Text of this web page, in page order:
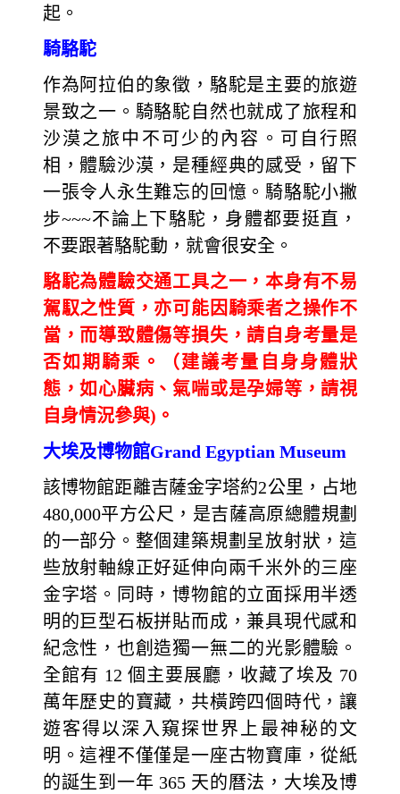
起。
騎駱駝
作為阿拉伯的象徵，駱駝是主要的旅遊
景致之一。騎駱駝自然也就成了旅程和
沙漠之旅中不可少的內容。可自行照
相，體驗沙漠，是種經典的感受，留下
一張令人永生難忘的回憶。騎駱駝小撇
步~~~不論上下駱駝，身體都要挺直，
不要跟著駱駝動，就會很安全。
駱駝為體驗交通工具之一，本身有不易
駕馭之性質，亦可能因騎乘者之操作不
當，而導致體傷等損失，請自身考量是
否如期騎乘。（建議考量自身身體狀
態，如心臟病、氣喘或是孕婦等，請視
自身情況參與)。
大埃及博物館Grand Egyptian Museum
該博物館距離吉薩金字塔約2公里，占地
480,000平方公尺，是吉薩高原總體規劃
的一部分。整個建築規劃呈放射狀，這
些放射軸線正好延伸向兩千米外的三座
金字塔。同時，博物館的立面採用半透
明的巨型石板拼貼而成，兼具現代感和
紀念性，也創造獨一無二的光影體驗。
全館有 12 個主要展廳，收藏了埃及 70
萬年歷史的寶藏，共橫跨四個時代，讓
遊客得以深入窺探世界上最神秘的文
明。這裡不僅僅是一座古物寶庫，從紙
的誕生到一年 365 天的曆法，大埃及博